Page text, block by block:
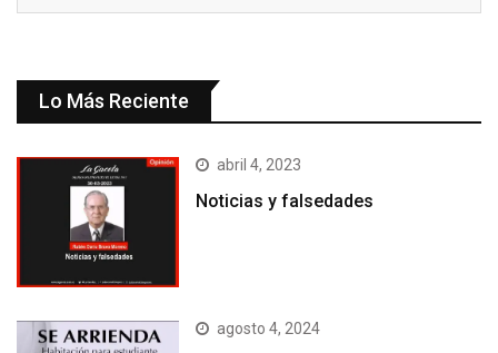
Lo Más Reciente
abril 4, 2023
Noticias y falsedades
agosto 4, 2024